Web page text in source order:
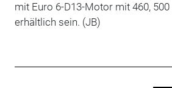
mit Euro 6-D13-Motor mit 460, 500
erhältlich sein. (JB)